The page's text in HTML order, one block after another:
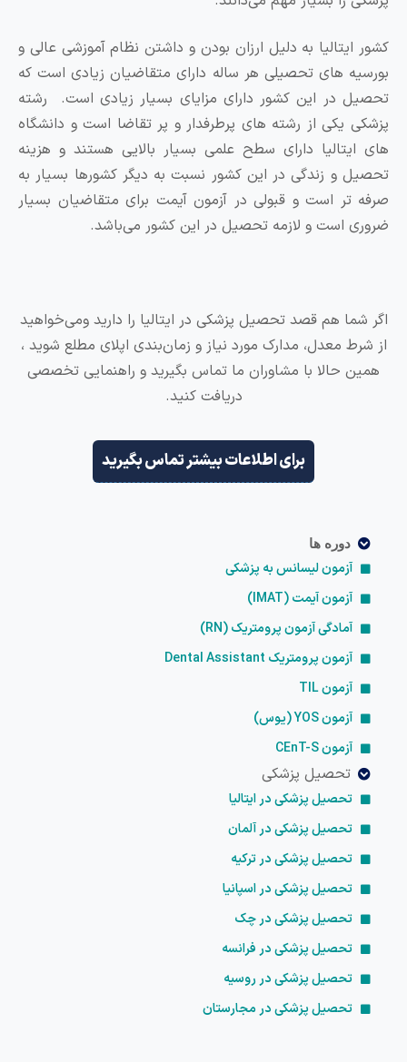
به دلیل ارزان بودن و داشتن نظام آموزشی عالی و
های تحصیلی هر ساله دارای متقاضیان زیادی است که
در این کشور دارای مزایای بسیار زیادی است. رشته
یکی از رشته های پرطرفدار و پر تقاضا است و دانشگاه
دارای سطح علمی بسیار بالایی هستند و هزینه
و زندگی در این کشور نسبت به دیگر کشورها بسیار به
است و قبولی در آزمون آیمت برای متقاضیان بسیار
است و لازمه تحصیل در این کشور می‌باشد.
هم قصد تحصیل پزشکی در ایتالیا را دارید ومی‌خواهید
معدل، مدارک مورد نیاز و زمان‌بندی اپلای مطلع شوید ،
حالا با مشاوران ما تماس بگیرید و راهنمایی تخصصی
دریافت کنید.
برای اطلاعات بیشتر تماس بگیرید
دوره ها
آزمون لیسانس به پزشکی
آزمون آیمت (IMAT)
آمادگی آزمون پرومتریک (RN)
آزمون پرومتریک Dental Assistant
آزمون TIL
آزمون YOS (یوس)
آزمون CEnT-S
تحصیل پزشکی
تحصیل پزشکی در ایتالیا
تحصیل پزشکی در آلمان
تحصیل پزشکی در ترکیه
تحصیل پزشکی در اسپانیا
تحصیل پزشکی در چک
تحصیل پزشکی در فرانسه
تحصیل پزشکی در روسیه
تحصیل پزشکی در مجارستان